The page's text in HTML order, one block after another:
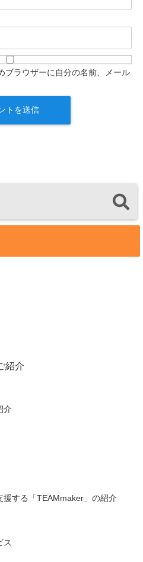
ブラウザーに自分の名前、メール
紹介
介
援する「TEAMmaker」の紹介
ス